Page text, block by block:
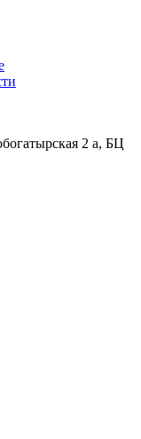
2 а, БЦ